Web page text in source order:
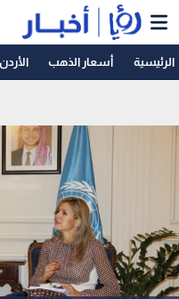
الرئيسية أسعار الذهب الأردن